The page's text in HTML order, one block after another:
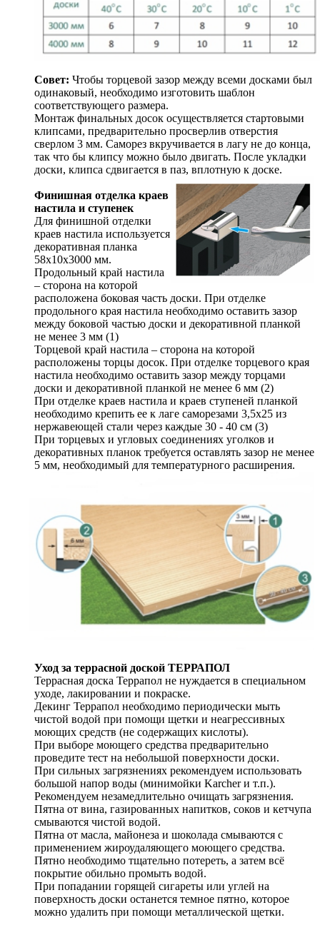
Совет: Чтобы торцевой зазор между всеми досками был
одинаковый, необходимо изготовить шаблон
соответствующего размера.
Монтаж финальных досок осуществляется стартовыми
клипсами, предварительно просверлив отверстия
сверлом 3 мм. Саморез вкручивается в лагу не до конца,
так что бы клипсу можно было двигать. После укладки
доски, клипса сдвигается в паз, вплотную к доске.
Финишная отделка краев
настила и ступенек
Для финишной отделки
краев настила используется
декоративная планка
58х10х3000 мм.
Продольный край настила
– сторона на которой
расположена боковая часть доски. При отделке
продольного края настила необходимо оставить зазор
между боковой частью доски и декоративной планкой
не менее 3 мм (1)
Торцевой край настила – сторона на которой
расположены торцы досок. При отделке торцевого края
настила необходимо оставить зазор между торцами
доски и декоративной планкой не менее 6 мм (2)
При отделке краев настила и краев ступеней планкой
необходимо крепить ее к лаге саморезами 3,5х25 из
нержавеющей стали через каждые 30 - 40 см (3)
При торцевых и угловых соединениях уголков и
декоративных планок требуется оставлять зазор не менее
5 мм, необходимый для температурного расширения.
Уход за террасной доской ТЕРРАПОЛ
Террасная доска Террапол не нуждается в специальном
уходе, лакировании и покраске.
Декинг Террапол необходимо периодически мыть
чистой водой при помощи щетки и неагрессивных
моющих средств (не содержащих кислоты).
При выборе моющего средства предварительно
проведите тест на небольшой поверхности доски.
При сильных загрязнениях рекомендуем использовать
большой напор воды (минимойки Karcher и т.п.).
Рекомендуем незамедлительно очищать загрязнения.
Пятна от вина, газированных напитков, соков и кетчупа
смываются чистой водой.
Пятна от масла, майонеза и шоколада смываются с
применением жироудаляющего моющего средства.
Пятно необходимо тщательно потереть, а затем всё
покрытие обильно промыть водой.
При попадании горящей сигареты или углей на
поверхность доски останется темное пятно, которое
можно удалить при помощи металлической щетки.